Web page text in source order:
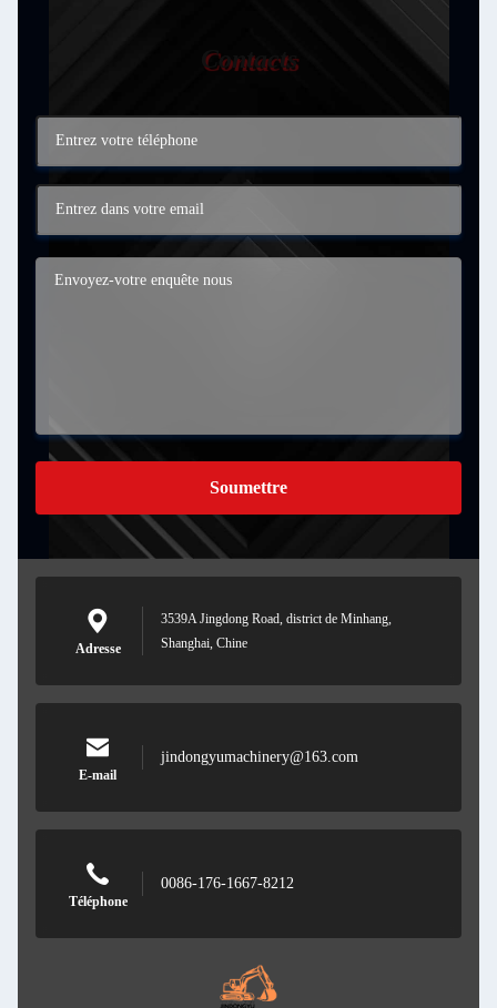
Contacts
Soumettre
Adresse
3539A Jingdong Road, district de Minhang,
Shanghai, Chine
E-mail
jindongyumachinery@163.com
Téléphone
0086-176-1667-8212